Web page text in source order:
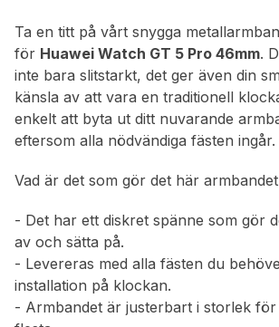
Ta en titt på vårt snygga
för Huawei Watch GT 5 Pro 46mm.
inte bara slitstarkt, det ger även din
känsla av att vara en traditionell
enkelt att byta ut ditt nuvarande
eftersom alla nödvändiga fästen ingår.
Vad är det som gör det här
- Det har ett diskret spänne som gör
av och sätta på.
- Levereras med alla fästen du
installation på klockan.
- Armbandet är justerbart i storlek för